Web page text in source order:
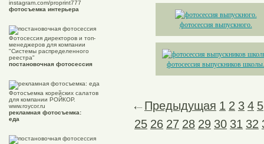
instagram.com/proprint777
фотосъемка интерьера
Фотосессия директоров и топ-
менеджеров для компании
"Системы распределенного
реестра"
постановочная фотосессия
Фотосъемка корейских салатов
для компании РОЙКОР.
www.roycor.ru
рекламная фотосъемка:
еда
фотосессия выпускного.
фотосессия выпускников школы.
Предыдущая 1 2 3 4 5
25 26 27 28 29 30 31 32